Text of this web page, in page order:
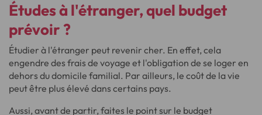
Études à l'étranger, quel budget
prévoir ?
Étudier à l'étranger peut revenir cher. En effet, cela
engendre des frais de voyage et l'obligation de se loger en
dehors du domicile familial. Par ailleurs, le coût de la vie
peut être plus élevé dans certains pays.
Aussi, avant de partir, faites le point sur le budget